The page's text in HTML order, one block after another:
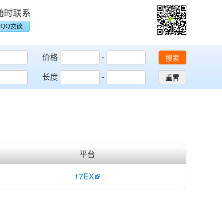
时联系
价格
-
长度
-
搜索
重置
平台
17EX